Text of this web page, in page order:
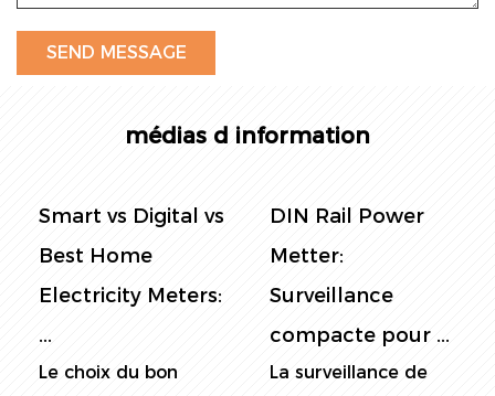
médias d information
DIN Rail Power
Metter:
Surveillance
compacte pour ...
La surveillance de
Panel Power
Metter: Le guide
ultime de la
surveill...
Dans le monde